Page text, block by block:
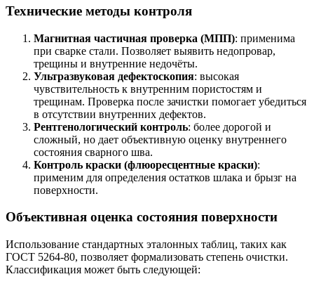
Технические методы контроля
Магнитная частичная проверка (МПП): применима
при сварке стали. Позволяет выявить недопровар,
трещины и внутренние недочёты.
Ультразвуковая дефектоскопия: высокая
чувствительность к внутренним пористостям и
трещинам. Проверка после зачистки помогает убедиться
в отсутствии внутренних дефектов.
Рентгенологический контроль: более дорогой и
сложный, но дает объективную оценку внутреннего
состояния сварного шва.
Контроль краски (флюоресцентные краски):
применим для определения остатков шлака и брызг на
поверхности.
Объективная оценка состояния поверхности
Использование стандартных эталонных таблиц, таких как
ГОСТ 5264-80, позволяет формализовать степень очистки.
Классификация может быть следующей: